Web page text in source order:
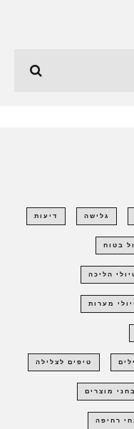
גלישה דיעות
בטוח
הליכה
מערות
טיפים לצלילה
מוצרים
רחיפה